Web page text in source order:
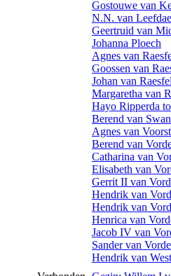
Gostouwe van
N.N. van
Geertruid van
Johanna Ploech
Agnes van
Goossen van
Johan van
Margaretha van
Hayo Ripperda
Berend van
Agnes van Voorst
Berend van
Catharina van
Elisabeth van
Gerrit II van
Hendrik van
Hendrik van
Henrica van
Jacob IV van
Sander van
Hendrik van